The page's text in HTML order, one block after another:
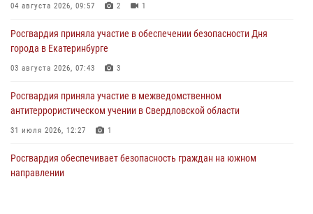
04 августа 2026, 09:57 2 1
Росгвардия приняла участие в обеспечении безопасности Дня
города в Екатеринбурге
03 августа 2026, 07:43 3
Росгвардия приняла участие в межведомственном
антитеррористическом учении в Свердловской области
31 июля 2026, 12:27 1
Росгвардия обеспечивает безопасность граждан на южном
направлении